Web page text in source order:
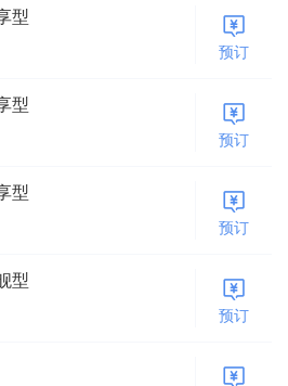
型
预订
型
预订
型
预订
型
预订